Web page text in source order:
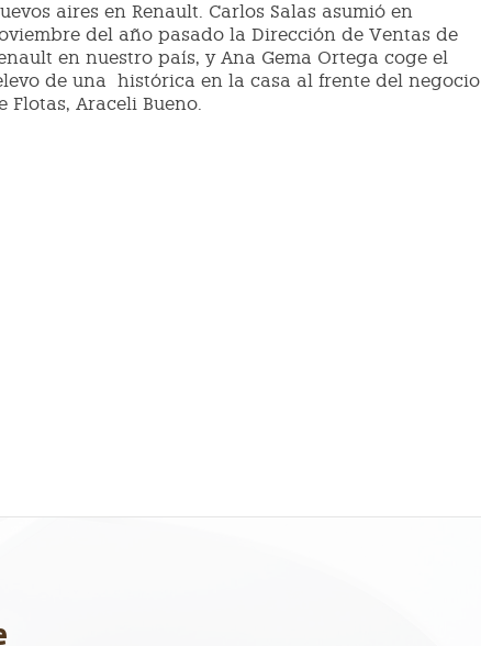
aires en Renault. Carlos Salas asumió en
del año pasado la Dirección de Ventas de
en nuestro país, y Ana Gema Ortega coge el
de una histórica en la casa al frente del negocio
Flotas, Araceli Bueno.